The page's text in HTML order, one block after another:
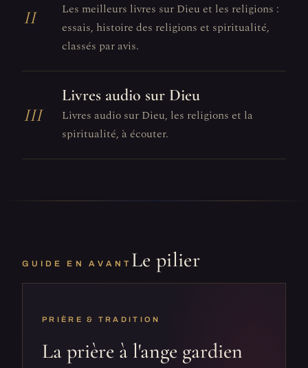
II
Les meilleurs livres sur Dieu et les religions :
essais, histoire des religions et spiritualité,
classés par avis.
III
Livres audio sur Dieu
Livres audio sur Dieu, les religions et la
spiritualité, à écouter.
GUIDE EN AVANT Le pilier
PRIÈRE & TRADITION
La prière à l'ange gardien